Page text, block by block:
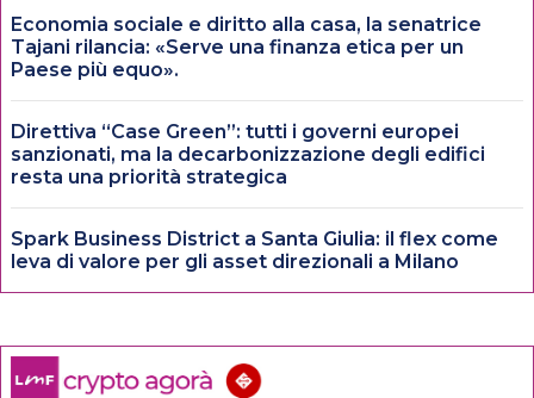
Economia sociale e diritto alla casa, la senatrice
Tajani rilancia: «Serve una finanza etica per un
Paese più equo».
Direttiva “Case Green”: tutti i governi europei
sanzionati, ma la decarbonizzazione degli edifici
resta una priorità strategica
Spark Business District a Santa Giulia: il flex come
leva di valore per gli asset direzionali a Milano